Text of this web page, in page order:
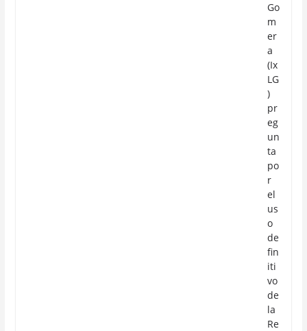
Go
m
er
a
(Ix
LG
)
pr
eg
un
ta
po
r
el
us
o
de
fin
iti
vo
de
la
Re